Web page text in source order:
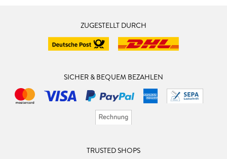
ZUGESTELLT DURCH
SICHER & BEQUEM BEZAHLEN
TRUSTED SHOPS